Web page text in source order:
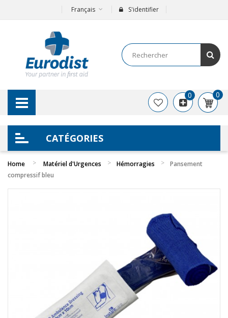
Français S'identifier
CATÉGORIES
0
0
Home Matériel d'Urgences Hémorragies
Pansement
compressif bleu